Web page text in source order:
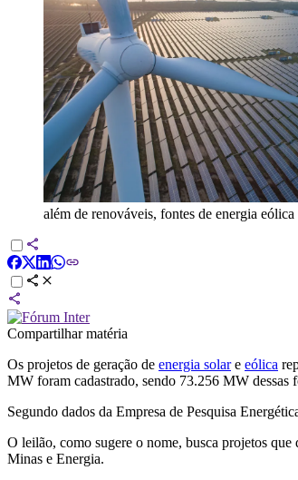
além de renováveis, fontes de energia
Compartilhar matéria
Os projetos de geração de energia solare eólica
MW foram cadastrado, sendo 73.256 MW dessas
Segundo dados da Empresa de Pesquisa
O leilão, como sugere o nome, busca projetos
Minas e Energia.